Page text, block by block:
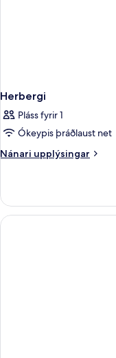
Herbergi
Pláss fyrir 1
Ókeypis þráðlaust net
Nánari upplýsingar
Nánari